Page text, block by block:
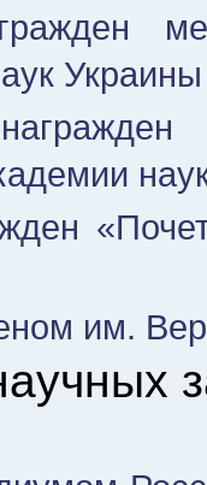
им.